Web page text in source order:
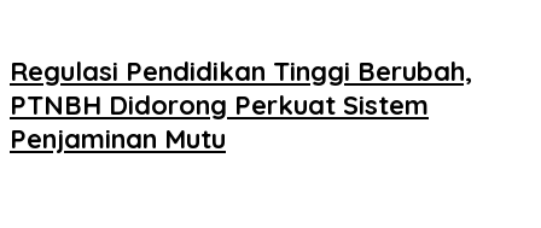
Regulasi Pendidikan Tinggi Berubah,
PTNBH Didorong Perkuat Sistem
Penjaminan Mutu